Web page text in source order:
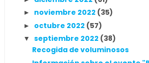
► noviembre 2022 (35)
► octubre 2022 (57)
▼ septiembre 2022 (38)
Recogida de voluminosos